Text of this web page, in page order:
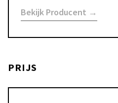
Bekijk Producent →
PRIJS